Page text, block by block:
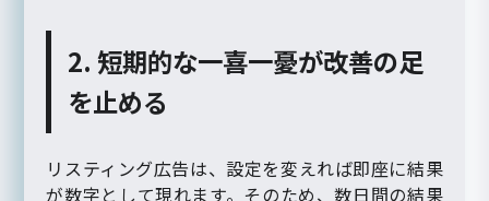
2. 短期的な一喜一憂が改善の足
を止める
リスティング広告は、設定を変えれば即座に結果
が数字として現れます。そのため、数日間の結果